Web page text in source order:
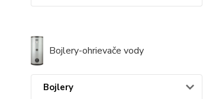
Bojlery-ohrievače vody
Bojlery